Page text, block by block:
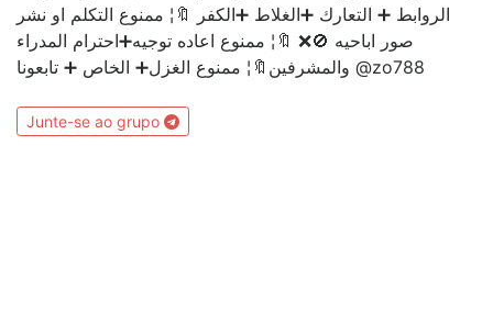
الروابط ➕ التعارك ➕الغلاط ➕الكفر 🔖¦ ممنوع التكلم او نشر
صور اباحيه 🚫❌ 🔖¦ ممنوع اعاده توجيه➕احترام المدراء
والمشرفين🔖¦ ممنوع الغزل➕ الخاص ➕ تابعونا @zo788
Junte-se ao grupo